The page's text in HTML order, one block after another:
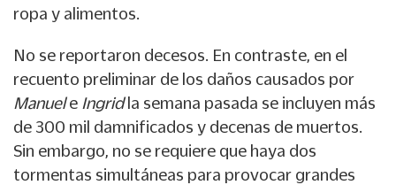
ropa y alimentos.
No se reportaron decesos. En contraste, en el
recuento preliminar de los daños causados por
Manuele Ingrid la semana pasada se incluyen más
de 300 mil damnificados y decenas de muertos.
Sin embargo, no se requiere que haya dos
tormentas simultáneas para provocar grandes